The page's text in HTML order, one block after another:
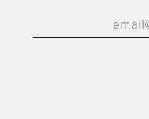
email@address.com
*